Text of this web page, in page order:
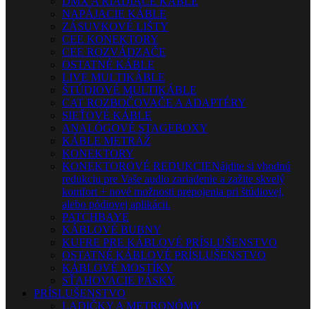
NAPÁJACIE KÁBLE
ZÁSUVKOVÉ LIŠTY
CEE KONEKTORY
CEE ROZVÁDZAČE
OSTATNÉ KÁBLE
LIVE MULTIKÁBLE
ŠTÚDIOVÉ MULTIKÁBLE
CAT ROZBOČOVAČE A ADAPTÉRY
SIEŤOVÉ KÁBLE
ANALÓGOVÉ STAGEBOXY
KÁBLE METRÁŽ
KONEKTORY
KONEKTOROVÉ REDUKCIENájdite si vhodnú
redukciu pre Vaše audio zariadenie a zažite skvelý
komfort + nové možnosti prepojenia pri štúdiovej,
alebo pódiovej aplikácii.
PATCHBAYE
KÁBLOVÉ BUBNY
KUFRE PRE KÁBLOVÉ PRÍSLUŠENSTVO
OSTATNÉ KÁBLOVÉ PRÍSLUŠENSTVO
KÁBLOVÉ MOSTÍKY
SŤAHOVACIE PÁSKY
PRÍSLUŠENSTVO
LADIČKY A METRONÓMY